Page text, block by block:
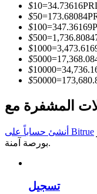
معلومة
التجارية، وما
$10=34.73616
$50=173.68084
$100=347.36169
$500=
$1000=
$5000=
$10000=
$50000=
أنشئ حساباً على Bitrue
بورصة آمنة.
تسجيل